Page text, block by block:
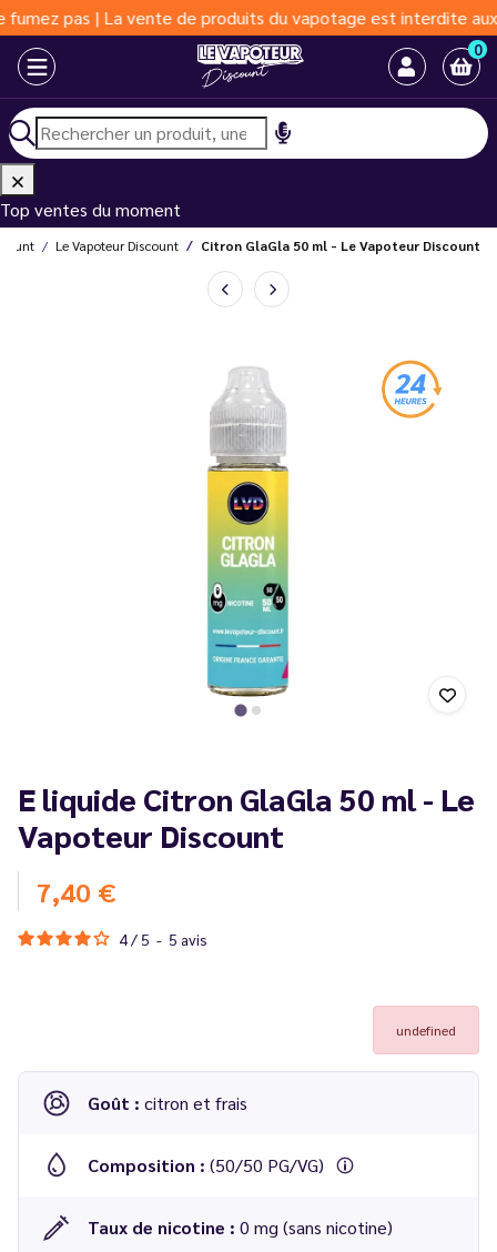
| La vente de produits du vapotage est interdite aux
0
Top ventes du moment
Le Vapoteur Discount Citron GlaGla 50 ml - Le Vapoteur Discount
E liquide Citron GlaGla 50 ml - Le
Vapoteur Discount
7,40 €
4/ 5 - 5 avis
undefined
Goût : citron et frais
Composition : (50/50 PG/VG)
Taux de nicotine : 0 mg (sans nicotine)